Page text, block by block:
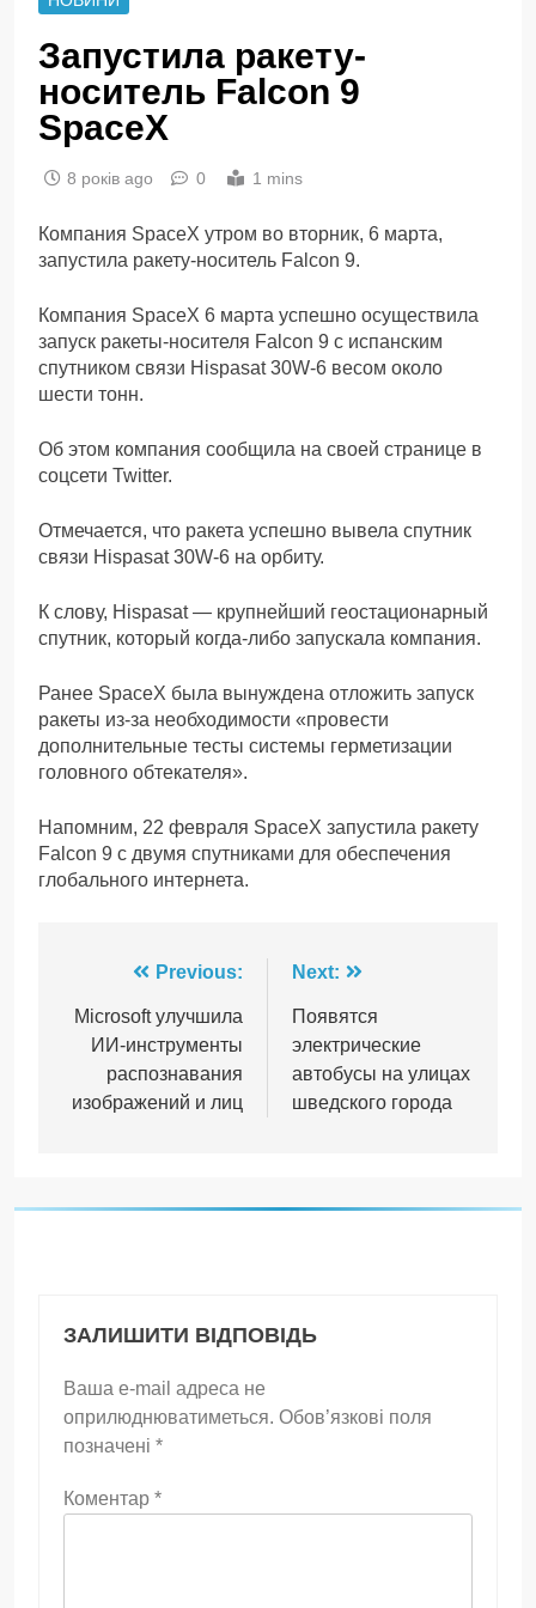
Запустила ракету-
носитель Falcon 9
SpaceX
8 років ago 0 1 mins
Компания SpaceX утром во вторник, 6 марта,
запустила ракету-носитель Falcon 9.
Компания SpaceX 6 марта успешно осуществила
запуск ракеты-носителя Falcon 9 с испанским
спутником связи Hispasat 30W-6 весом около
шести тонн.
Об этом компания сообщила на своей странице в
соцсети Twitter.
Отмечается, что ракета успешно вывела спутник
связи Hispasat 30W-6 на орбиту.
К слову, Hispasat — крупнейший геостационарный
спутник, который когда-либо запускала компания.
Ранее SpaceX была вынуждена отложить запуск
ракеты из-за необходимости «провести
дополнительные тесты системы герметизации
головного обтекателя».
Напомним, 22 февраля SpaceX запустила ракету
Falcon 9 с двумя спутниками для обеспечения
глобального интернета.
Навігація
записів
Previous:
Microsoft улучшила
ИИ-инструменты
распознавания
изображений и лиц
Next:
Появятся
электрические
автобусы на улицах
шведского города
ЗАЛИШИТИ ВІДПОВІДЬ
Ваша e-mail адреса не
оприлюднюватиметься. Обов’язкові поля
позначені *
Коментар *